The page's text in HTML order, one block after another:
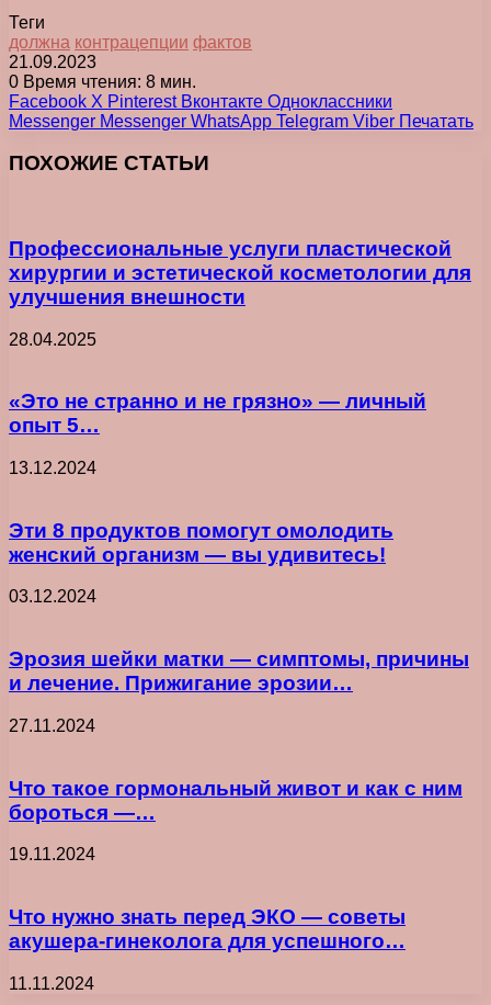
Теги
должна контрацепции фактов
21.09.2023
0 Время чтения: 8 мин.
Facebook X Pinterest Вконтакте Одноклассники
Messenger Messenger WhatsApp Telegram Viber Печатать
ПОХОЖИЕ СТАТЬИ
Профессиональные услуги пластической
хирургии и эстетической косметологии для
улучшения внешности
28.04.2025
«Это не странно и не грязно» — личный
опыт 5…
13.12.2024
Эти 8 продуктов помогут омолодить
женский организм — вы удивитесь!
03.12.2024
Эрозия шейки матки — симптомы, причины
и лечение. Прижигание эрозии…
27.11.2024
Что такое гормональный живот и как с ним
бороться —…
19.11.2024
Что нужно знать перед ЭКО — советы
акушера-гинеколога для успешного…
11.11.2024